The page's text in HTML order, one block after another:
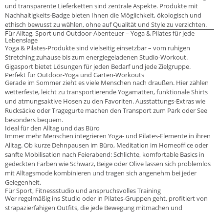
und transparente Lieferketten sind zentrale Aspekte. Produkte mit
Nachhaltigkeits-Badge bieten Ihnen die Möglichkeit, ökologisch und
ethisch bewusst zu wählen, ohne auf Qualität und Style zu verzichten.
Für Alltag, Sport und Outdoor-Abenteuer – Yoga & Pilates für jede
Lebenslage
Yoga & Pilates-Produkte sind vielseitig einsetzbar – vom ruhigen
Stretching zuhause bis zum energiegeladenen Studio-Workout.
Gigasport bietet Lösungen für jeden Bedarf und jede Zielgruppe.
Perfekt für Outdoor-Yoga und Garten-Workouts
Gerade im Sommer zieht es viele Menschen nach draußen. Hier zählen
wetterfeste, leicht zu transportierende Yogamatten, funktionale Shirts
und atmungsaktive Hosen zu den Favoriten. Ausstattungs-Extras wie
Rucksäcke oder Tragegurte machen den Transport zum Park oder See
besonders bequem.
Ideal für den Alltag und das Büro
Immer mehr Menschen integrieren Yoga- und Pilates-Elemente in ihren
Alltag. Ob kurze Dehnpausen im Büro, Meditation im Homeoffice oder
sanfte Mobilisation nach Feierabend: Schlichte, komfortable Basics in
gedeckten Farben wie Schwarz, Beige oder Olive lassen sich problemlos
mit Alltagsmode kombinieren und tragen sich angenehm bei jeder
Gelegenheit.
Für Sport, Fitnessstudio und anspruchsvolles Training
Wer regelmäßig ins Studio oder in Pilates-Gruppen geht, profitiert von
strapazierfähigen Outfits, die jede Bewegung mitmachen und